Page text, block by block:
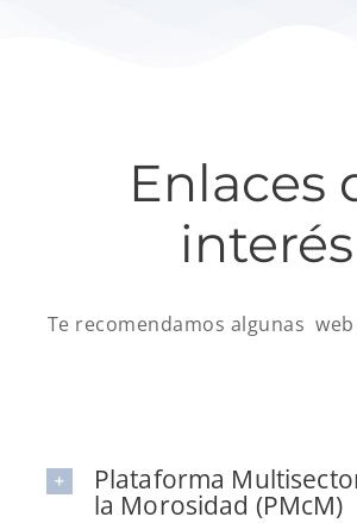
Enlaces
interés
Te recomendamos algunas
Plataforma
la Morosidad (PMcM)